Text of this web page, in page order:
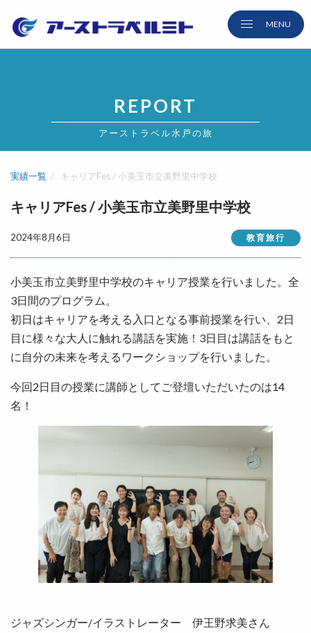
REPORT
アーストラベル水戸の旅
実績一覧 キャリアFes / 小美玉市立美野里中学校
キャリアFes / 小美玉市立美野里中学校
2024年8月6日 教育旅行
小美玉市立美野里中学校のキャリア授業を行いました。全
3日間のプログラム。
初日はキャリアを考える入口となる事前授業を行い、2日
目に様々な大人に触れる講話を実施！3日目は講話をもと
に自分の未来を考えるワークショップを行いました。
今回2日目の授業に講師としてご登壇いただいたのは14
名！
ジャズシンガー/イラストレーター 伊王野求美さん